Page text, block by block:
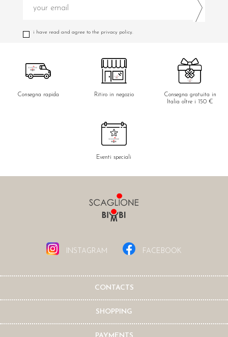
i have read and agree to the privacy policy.
Consegna rapida Ritiro in negozio
Consegna gratuita in
Italia oltre i 150 €
Eventi speciali
INSTAGRAM FACEBOOK
CONTACTS
SHOPPING